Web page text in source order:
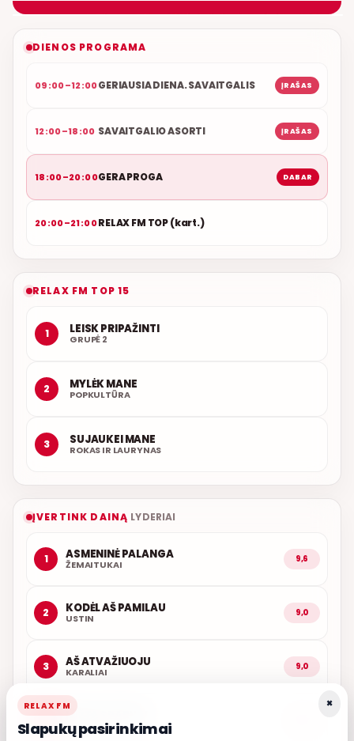
DIENOS PROGRAMA
09:00–12:00GERIAUSIA DIENA. SAVAITGALIS ĮRAŠAS
12:00–18:00 SAVAITGALIO ASORTI ĮRAŠAS
18:00–20:00GERA PROGA DABAR
20:00–21:00RELAX FM TOP (kart.)
RELAX FM TOP 15
1 LEISK PRIPAŽINTI
GRUPĖ 2
2 MYLĖK MANE
POPKULTŪRA
3 SUJAUKEI MANE
ROKAS IR LAURYNAS
ĮVERTINK DAINĄ LYDERIAI
1 ASMENINĖ PALANGA
ŽEMAITUKAI 9,6
2 KODĖL AŠ PAMILAU
USTIN 9,0
3 AŠ ATVAŽIUOJU
KARALIAI 9,0
INARA
×
RELAX FM
Slapukų pasirinkimai